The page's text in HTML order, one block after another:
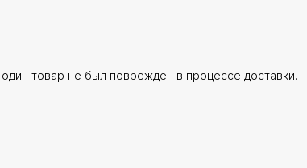
товар не был поврежден в процессе доставки.